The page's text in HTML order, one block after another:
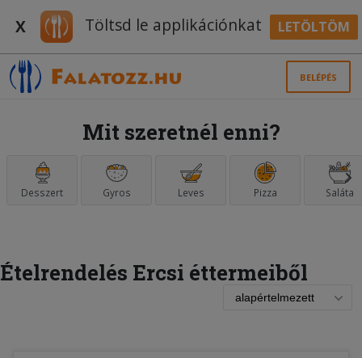
X Töltsd le applikációnkat LETÖLTÖM
BELÉPÉS
Mit szeretnél enni?
Desszert Gyros Leves Pizza Saláta
Ételrendelés Ercsi éttermeiből